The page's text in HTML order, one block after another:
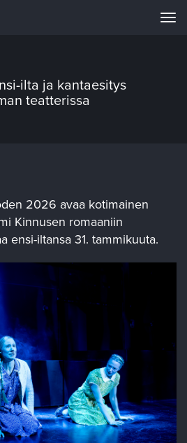
ilta ja kantaesitys
teatterissa
2026 avaa kotimainen
Kinnusen romaaniin
ensi-iltansa 31. tammikuuta.